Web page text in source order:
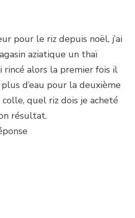
pour le riz depuis noël, j’ai
aziatique un thaï
rincé alors la premier fois il
d’eau pour la deuxième
colle, quel riz dois je acheté
résultat.